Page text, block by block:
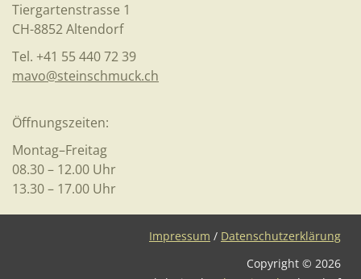
Tiergartenstrasse 1
CH-8852 Altendorf
Tel. +41 55 440 72 39
mavo@steinschmuck.ch
Öffnungszeiten:
Montag–Freitag
08.30 – 12.00 Uhr
13.30 – 17.00 Uhr
Impressum / Datenschutzerklärung
Copyright © 2026